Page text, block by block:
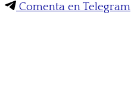
Comenta en Telegram